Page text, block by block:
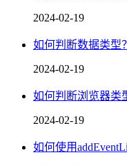
2024-02-19
如何判断数据类型？
2024-02-19
如何判断浏览器类
2024-02-19
如何使用